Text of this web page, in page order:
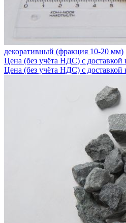
декоративный (фракция 10-20 мм)
Цена (без учёта НДС) с
Цена (без учёта НДС) с доставкой